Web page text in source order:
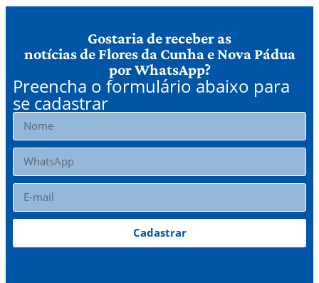
Gostaria de receber as
notícias de Flores da Cunha e Nova Pádua
por WhatsApp?
Preencha o formulário abaixo para
se cadastrar
Cadastrar